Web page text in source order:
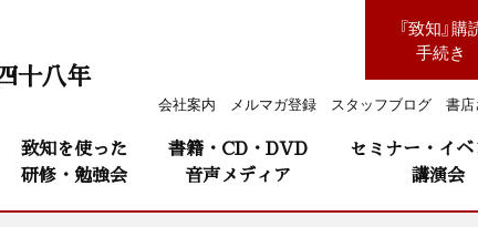
『致知』購
手続き
会社案内 メルマガ登録 スタッフブログ 書
十八年
致知を使った
研修・勉強会
書籍・CD・DVD
音声メディア
セミナー・イベ
講演会